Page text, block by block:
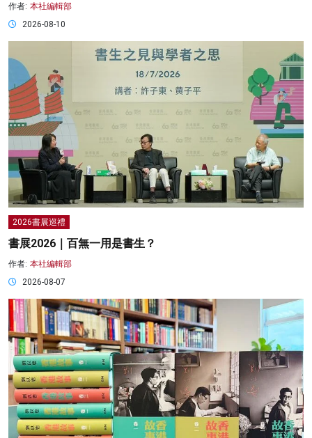
作者: 本社編輯部
2026-08-10
2026書展巡禮
書展2026｜百無一用是書生？
作者: 本社編輯部
2026-08-07